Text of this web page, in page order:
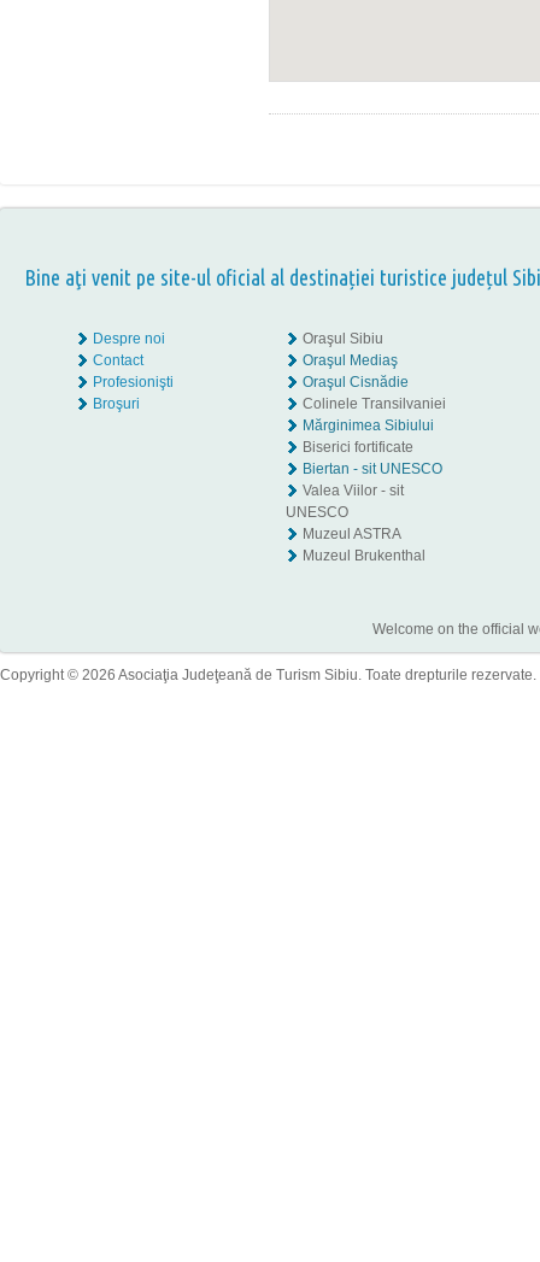
Bine aţi venit pe site-ul oficial al destinației turistice județul
Despre noi
Contact
Profesionişti
Broşuri
Oraşul Sibiu
Oraşul Mediaş
Oraşul Cisnădie
Colinele Transilvaniei
Mărginimea Sibiului
Biserici fortificate
Biertan - sit UNESCO
Valea Viilor - sit
UNESCO
Muzeul ASTRA
Muzeul Brukenthal
Welcome on the official
Copyright © 2026 Asociaţia Judeţeană de Turism Sibiu. Toate drepturile rezervate.